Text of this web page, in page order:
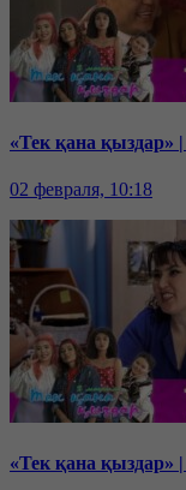
«Тек қана қыздар» |
02 февраля, 10:18
«Тек қана қыздар» |